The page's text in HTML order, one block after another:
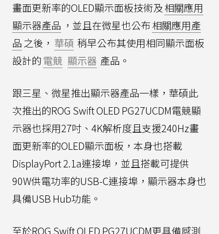
畫面更新率的OLED顯示面板技術及相關應用
顯示器產品 ，並且在微星也公布相關應用產
品 之後， 華碩 稍早公布其使用相同顯示面板
設計的電競 顯示器 產品。
跟三星、微星推出顯示器產品一樣，華碩此
次推出的ROG Swift OLED PG27UCDM電競顯
示器也採用27吋、4K解析度且支援240Hz畫
面更新率的OLED顯示面板，本身也搭載
DisplayPort 2.1a連接埠，並且搭載可提供
90W供電功率的USB-C連接埠，顯示器本身也
具備USB Hub功能。
至於ROG Swift OLED PG27UCDM更具備感測